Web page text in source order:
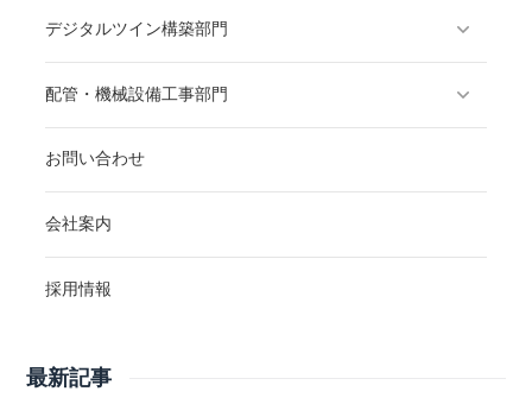
デジタルツイン構築部門
配管・機械設備工事部門
お問い合わせ
会社案内
採用情報
最新記事